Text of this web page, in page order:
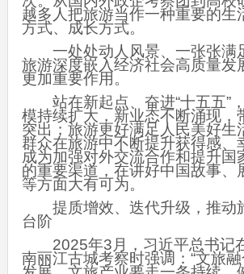
越多人把旅游当作一种重要的生
方式、成长方式。
一处处动人风景、一张张满
旅游深度嵌入经济社会高质量发
更加重要作用。
站在新起点、奋进“十五五”
模持续扩大，新业态不断涌现，
突出；旅游更好满足人民美好生
群众在旅游中不断提升获得感、
成为加强对外交流合作和提升国
的重要渠道，在讲好中国故事、
等方面大有可为。
提质增效、迭代升级，推动
台阶
2025年3月，习近平总书记
南丽江古城考察时强调：“文旅